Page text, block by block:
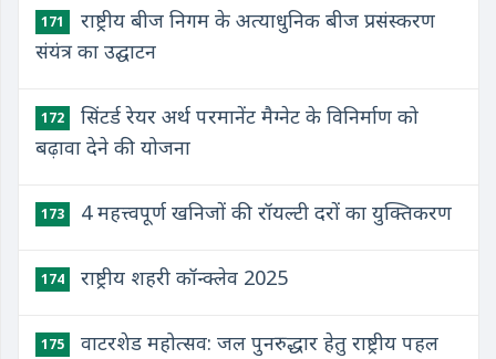
171
राष्ट्रीय बीज निगम के अत्याधुनिक बीज प्रसंस्करण
संयंत्र का उद्घाटन
172
सिंटर्ड रेयर अर्थ परमानेंट मैग्नेट के विनिर्माण को
बढ़ावा देने की योजना
173 4 महत्त्वपूर्ण खनिजों की रॉयल्टी दरों का युक्तिकरण
174 राष्ट्रीय शहरी कॉन्क्लेव 2025
175 वाटरशेड महोत्सव: जल पुनरुद्धार हेतु राष्ट्रीय पहल